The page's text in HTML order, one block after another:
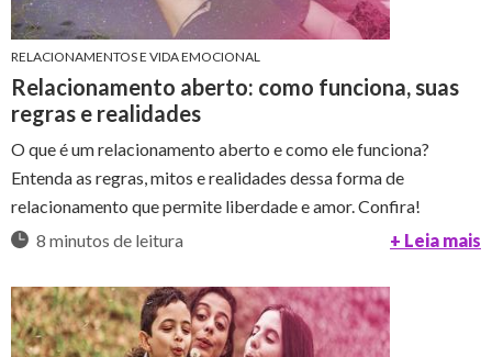
RELACIONAMENTOS E VIDA EMOCIONAL
Relacionamento aberto: como funciona, suas
regras e realidades
O que é um relacionamento aberto e como ele funciona?
Entenda as regras, mitos e realidades dessa forma de
relacionamento que permite liberdade e amor. Confira!
8 minutos de leitura
+ Leia mais